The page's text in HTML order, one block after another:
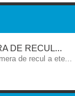
DE RECUL...
de recul a ete...